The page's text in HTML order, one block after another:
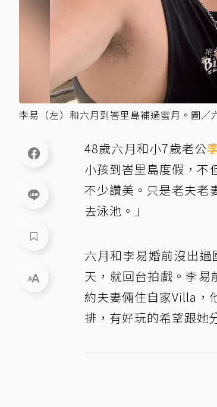
李易（左）和六月到峇里島補過蜜月。圖／
48歲六月和小7歲老公
小孩到峇里島度假，不
不少讚美。只是老夫老
去泳池。」
六月和李易婚前沒出
天，就回台拍戲。李易
約夫妻倆住自家Villa，
排，有好玩的希望跟她